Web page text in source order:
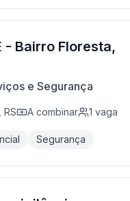
- Bairro Floresta,
e Segurança
A combinar 1 vaga
Segurança